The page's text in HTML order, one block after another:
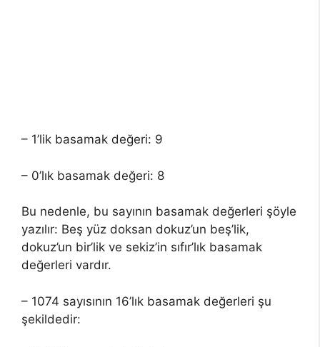
– 1’lik basamak değeri: 9
– 0’lık basamak değeri: 8
Bu nedenle, bu sayının basamak değerleri şöyle
yazılır: Beş yüz doksan dokuz’un beş’lik,
dokuz’un bir’lik ve sekiz’in sıfır’lık basamak
değerleri vardır.
– 1074 sayısının 16’lık basamak değerleri şu
şekildedir: